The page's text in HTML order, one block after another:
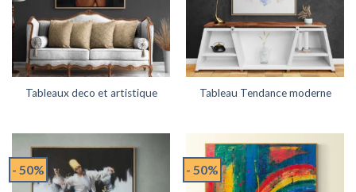
Tableaux deco et artistique Tableau Tendance moderne
- 50% - 50%